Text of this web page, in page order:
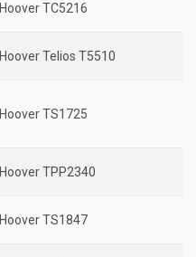
Hoover TC5216
Hoover Telios T5510
Hoover TS1725
Hoover TPP2340
Hoover TS1847